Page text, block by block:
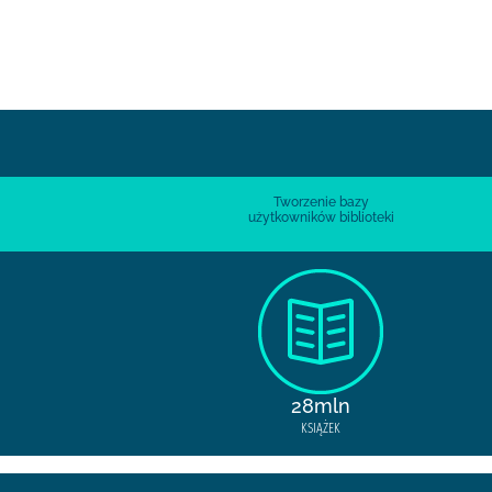
Tworzenie bazy
użytkowników biblioteki
28mln
KSIĄŻEK